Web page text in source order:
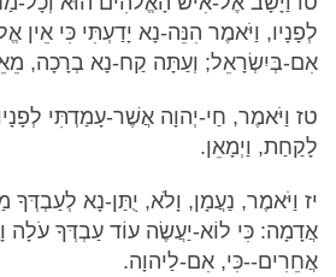
לְפָנָיו, וַיֹּאמֶר הִנֵּה-נָא יָדַעְתִּי כִּי אֵין
אִם-בְּיִשְׂרָאֵל; וְעַתָּה קַח-נָא בְרָכָה,
טז וַיֹּאמֶר, חַי-יְהוָה אֲשֶׁר-עָמַדְתִּי
לָקַחַת, וַיְמָאֵן.
יז וַיֹּאמֶר, נַעֲמָן, וָלֹא, יֻתַּן-נָא
אֲדָמָה: כִּי לוֹא-יַעֲשֶׂה עוֹד עַבְדְּךָ עֹלָה
אֲחֵרִים--כִּי, אִם-לַיהוָה.